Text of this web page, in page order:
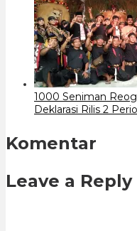
1000 Seniman
Deklarasi Rilis 2
Komentar
Leave a Reply